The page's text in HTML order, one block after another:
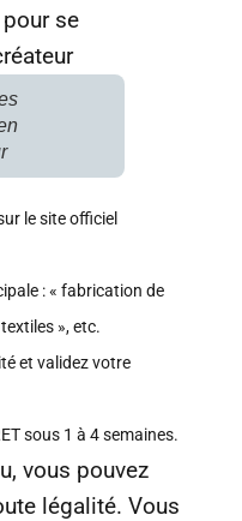
le site officiel
: « fabrication de
», etc.
et validez votre
sous 1 à 4 semaines.
vous pouvez
légalité. Vous